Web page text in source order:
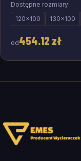
Dostępne rozmiary:
120×100 130×100
od454.12 zł